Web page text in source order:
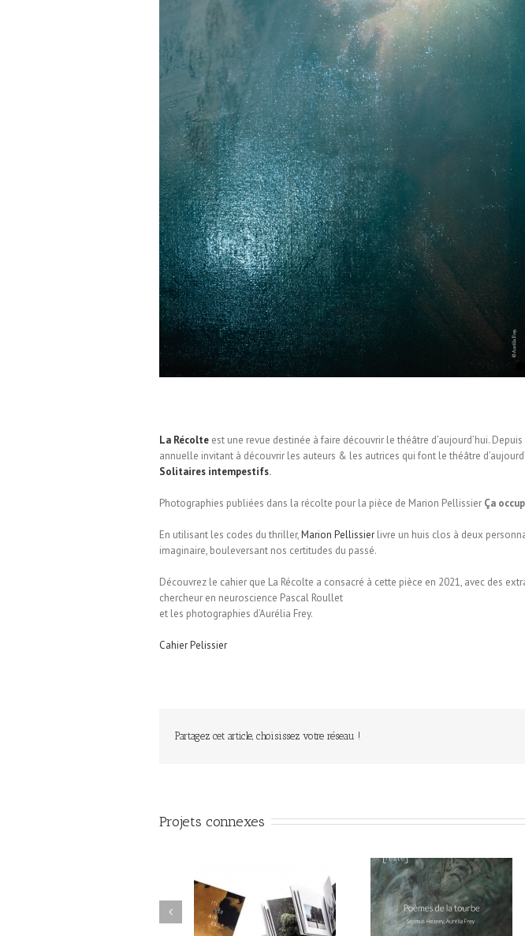
La Récolte est une revue destinée à faire découvrir le théâtre d’aujourd’hui.
annuelle invitant à découvrir les auteurs & les autrices qui font le théâtre
Solitaires intempestifs.
Photographies publiées dans la récolte pour la pièce de Marion Pellissier Ça
En utilisant les codes du thriller,Marion Pellissier livre un huis clos à deux
imaginaire, bouleversant nos certitudes du passé.
Découvrez le cahier que La Récolte a consacré à cette pièce en 2021, avec des
chercheur en neuroscience Pascal Roullet
et les photographies d’Aurélia Frey.
Cahier Pelissier
Partagez cet article, choisissez votre réseau !
Projets connexes
Itinéraires / Collectif /
Seamus Heaney / Poèmes de
la tourbe / Revue Ce qui
reste
Dilecta(e) dans Ou Bien
feuille d’art et de